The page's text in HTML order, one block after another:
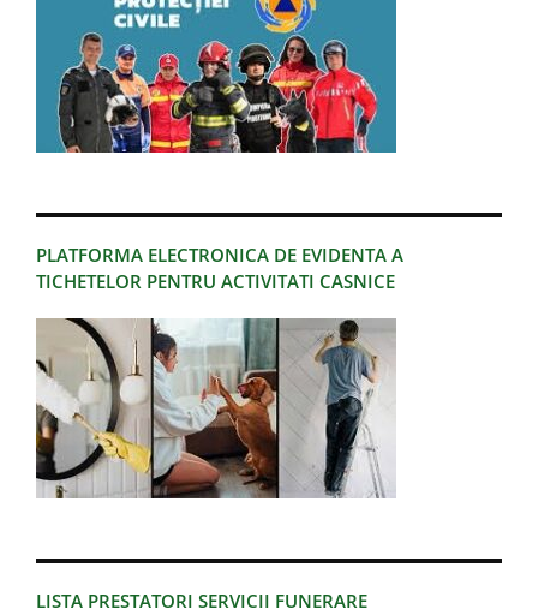
PLATFORMA ELECTRONICA DE EVIDENTA A
TICHETELOR PENTRU ACTIVITATI CASNICE
LISTA PRESTATORI SERVICII FUNERARE